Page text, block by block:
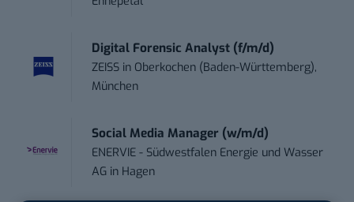
Digital Forensic Analyst (f/m/d)
ZEISS in Oberkochen (Baden-Württemberg),
München
Social Media Manager (w/m/d)
ENERVIE - Südwestfalen Energie und Wasser
AG in Hagen